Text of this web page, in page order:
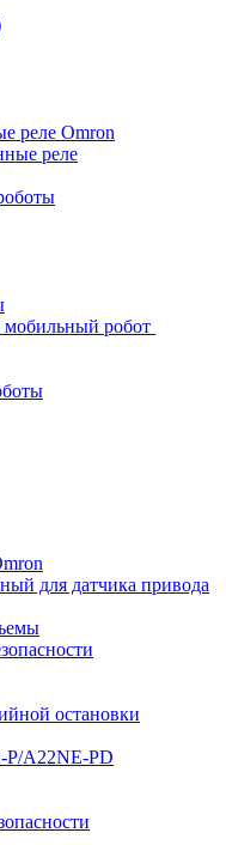
реле Omron
реле
робот
для датчика привода
остановки
P/A22NE-PD